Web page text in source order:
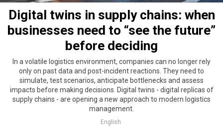
Digital twins in supply chains: when
businesses need to “see the future”
before deciding
In a volatile logistics environment, companies can no longer rely
only on past data and post-incident reactions. They need to
simulate, test scenarios, anticipate bottlenecks and assess
impacts before making decisions. Digital twins - digital replicas of
supply chains - are opening a new approach to modern logistics
management.
English